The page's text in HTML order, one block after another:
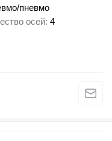
пневмо
осей 4